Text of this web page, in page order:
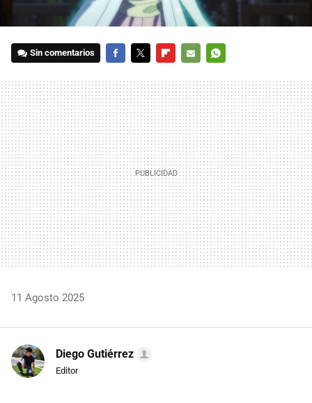
Sin comentarios
MAIL
11 Agosto 2025
Diego Gutiérrez
Editor